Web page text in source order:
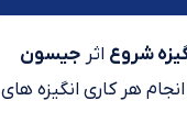
شروع اثر جیسون
هر کاری انگیزه های